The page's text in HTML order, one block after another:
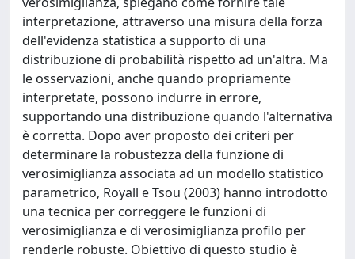
interpretazione, attraverso una misura della forza
dell'evidenza statistica a supporto di una
distribuzione di probabilità rispetto ad un'altra. Ma
le osservazioni, anche quando propriamente
interpretate, possono indurre in errore,
supportando una distribuzione quando l'alternativa
è corretta. Dopo aver proposto dei criteri per
determinare la robustezza della funzione di
verosimiglianza associata ad un modello statistico
parametrico, Royall e Tsou (2003) hanno introdotto
una tecnica per correggere le funzioni di
verosimiglianza e di verosimiglianza profilo per
renderle robuste. Obiettivo di questo studio è